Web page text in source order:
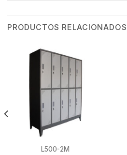
PRODUCTOS RELACIONADOS
L500-2M